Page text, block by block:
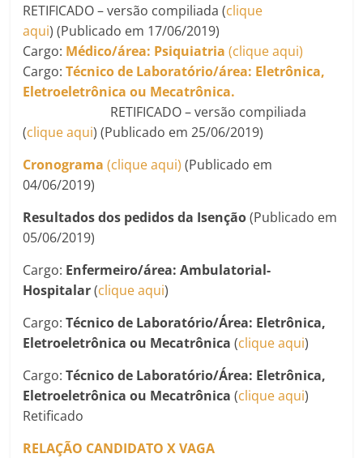
RETIFICADO – versão compiliada (clique
aqui) (Publicado em 17/06/2019)
Cargo: Médico/área: Psiquiatria(clique aqui)
Cargo:Técnico de Laboratório/área: Eletrônica,
Eletroeletrônica ou Mecatrônica.
RETIFICADO – versão compiliada
(clique aqui) (Publicado em 25/06/2019)
Cronograma(clique aqui) (Publicado em
04/06/2019)
Resultados dos pedidos da Isenção(Publicado em
05/06/2019)
Cargo: Enfermeiro/área: Ambulatorial-
Hospitalar(clique aqui)
Cargo:Técnico de Laboratório/Área: Eletrônica,
Eletroeletrônica ou Mecatrônica(clique aqui)
Cargo:Técnico de Laboratório/Área: Eletrônica,
Eletroeletrônica ou Mecatrônica(clique aqui)
Retificado
RELAÇÃO CANDIDATO X VAGA